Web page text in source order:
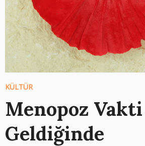
KÜLTÜR
Menopoz Vakti
Geldiğinde